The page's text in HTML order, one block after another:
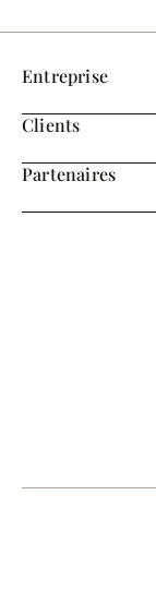
Entreprise
Clients
Partenaires